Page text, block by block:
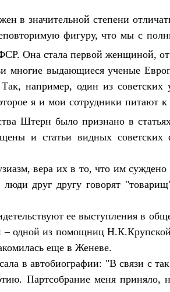
в значительной степени
фигуру, что мы с
Она стала первой женщиной,
многие выдающиеся ученые
например, один из
я и мои сотрудники
Штерн было признано в
и статьи видных советских
вера их в то, что им суждено
друг другу говорят
ее выступления в
– одной из помощниц
еще в Женеве.
в автобиографии: "В связи с
Партсобрание меня приняло,